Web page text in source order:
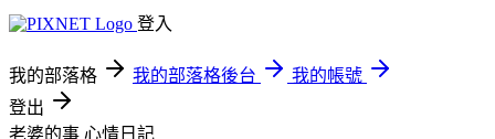
登入
我的部落格 我的部落格後台
我的帳號
登出
老婆的事 心情日記